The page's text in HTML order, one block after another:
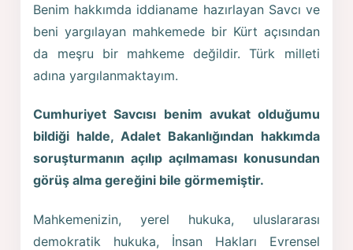
Benim hakkımda iddianame hazırlayan Savcı ve
beni yargılayan mahkemede bir Kürt açısından
da meşru bir mahkeme değildir. Türk milleti
adına yargılanmaktayım.
Cumhuriyet Savcısı benim avukat olduğumu
bildiği halde, Adalet Bakanlığından hakkımda
soruşturmanın açılıp açılmaması konusundan
görüş alma gereğini bile görmemiştir.
Mahkemenizin, yerel hukuka, uluslararası
demokratik hukuka, İnsan Hakları Evrensel